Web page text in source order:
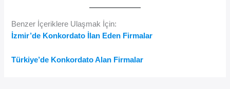
Benzer İçeriklere Ulaşmak İçin:
İzmir’de Konkordato İlan Eden Firmalar
Türkiye’de Konkordato Alan Firmalar